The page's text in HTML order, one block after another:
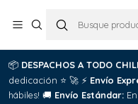
📦 DESPACHOS A TODO
dedicación ⭐ 🚀 ⚡ Envío
hábiles! 🚚 Envío Estándar: